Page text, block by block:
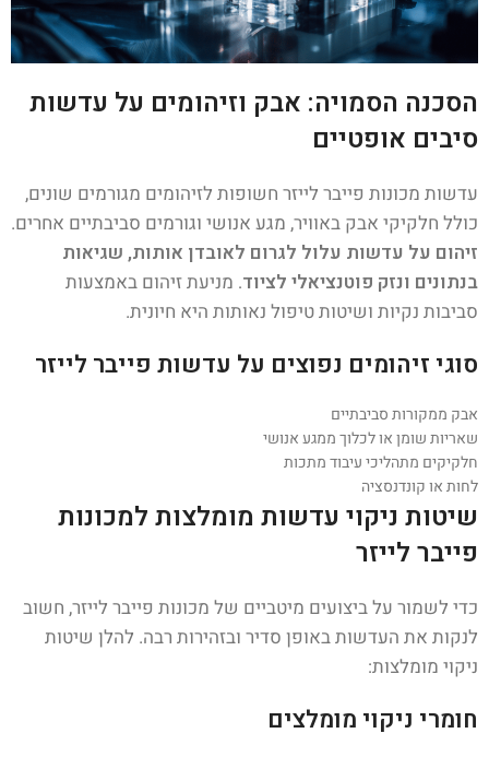
הסכנה הסמויה: אבק וזיהומים על עדשות
סיבים אופטיים
עדשות מכונות פייבר לייזר חשופות לזיהומים מגורמים שונים,
כולל חלקיקי אבק באוויר, מגע אנושי וגורמים סביבתיים אחרים.
זיהום על עדשות עלול לגרום לאובדן אותות, שגיאות
בנתונים ונזק פוטנציאלי לציוד. מניעת זיהום באמצעות
סביבות נקיות ושיטות טיפול נאותות היא חיונית.
סוגי זיהומים נפוצים על עדשות פייבר לייזר
אבק ממקורות סביבתיים
שאריות שומן או לכלוך ממגע אנושי
חלקיקים מתהליכי עיבוד מתכות
לחות או קונדנסציה
שיטות ניקוי עדשות מומלצות למכונות
פייבר לייזר
כדי לשמור על ביצועים מיטביים של מכונות פייבר לייזר, חשוב
לנקות את העדשות באופן סדיר ובזהירות רבה. להלן שיטות
ניקוי מומלצות:
חומרי ניקוי מומלצים